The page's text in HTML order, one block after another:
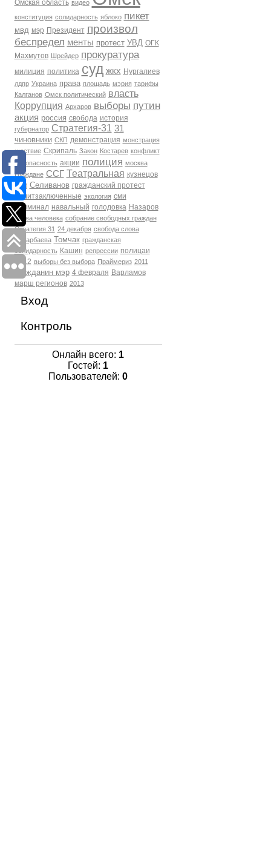
Омская область видео
конституция солидарность яблоко пикет
мвд мэр Президент произвол
беспредел менты протест УВД ОГК
Махмутов Шрейдер прокуратура
милиция политика суд жкх Нургалиев
лдпр Украина права площадь мэрия тарифы
Калганов Омск политический власть
Коррупция Архаров выборы путин
акция россия свобода история
губернатор Стратегия-31 31
чиновники СКП демонстрация монстрация
шествие Скрипаль Закон Костарев конфликт
Безопасность акции полиция москва
Граждане ССГ Театральная кузнецов
фсб Селиванов гражданский протест
политзаключенные экология сми
Криминал навальный голодовка Назаров
права человека собрание свободных граждан
Стратегия 31 24 декабря свобода слова
Бухарбаева Томчак гражданская
солидарность Кашин репрессии полицаи
2012 выборы без выбора Праймериз 2011
гражданин мэр 4 февраля Варламов
марш регионов 2013
Вход
Контроль
Онлайн всего: 1
Гостей: 1
Пользователей: 0